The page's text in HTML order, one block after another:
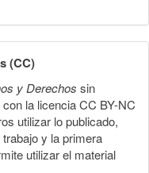
(CC)
y Derechos sin
la licencia CC BY-NC
utilizar lo publicado,
y la primera
utilizar el material